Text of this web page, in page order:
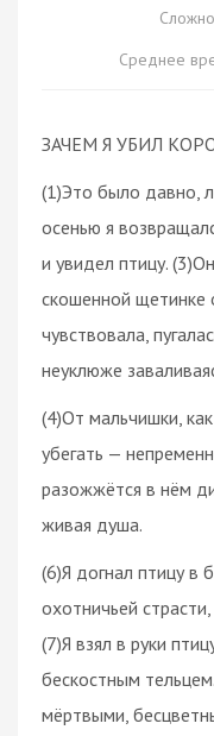
Среднее
ЗАЧЕМ Я УБИЛ
(1)Это было давно,
осенью я
и увидел птицу.
скошенной щетинке
чувствовала,
неуклюже
(4)От мальчишки,
убегать —
разожжётся в нём
живая душа.
(6)Я догнал птицу в
охотничьей
(7)Я взял в руки
бескостным
мёртвыми,